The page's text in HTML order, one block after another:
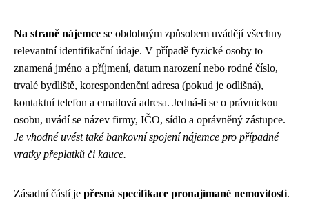
Na straně nájemce se obdobným způsobem uvádějí všechny
relevantní identifikační údaje. V případě fyzické osoby to
znamená jméno a příjmení, datum narození nebo rodné číslo,
trvalé bydliště, korespondenční adresa (pokud je odlišná),
kontaktní telefon a emailová adresa. Jedná-li se o právnickou
osobu, uvádí se název firmy, IČO, sídlo a oprávněný zástupce.
Je vhodné uvést také bankovní spojení nájemce pro případné
vratky přeplatků či kauce.
Zásadní částí je přesná specifikace pronajímané nemovitosti.